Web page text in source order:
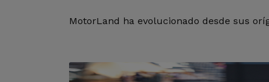
MotorLand ha evolucionado desde sus